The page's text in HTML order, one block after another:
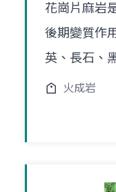
花崗片麻岩
後期變質作
英、長石、
火成岩